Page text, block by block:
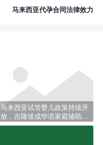
马来西亚代孕合同法律效力
马来西亚试管婴儿政策持续开
放，吉隆坡成华语家庭辅助生
育新热土